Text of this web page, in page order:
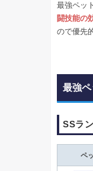
最強ペッ
闘技能の
ので優先
最強
SSラ
ペ